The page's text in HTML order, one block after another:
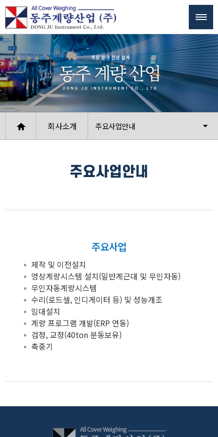
회사소개 주요사업안내
주요사업안내
주요사업
제작 및 이전설치
영상계량시스템 설치(일반계근대 및 무인자동)
무인자동계량시스템
수리(로드셀, 인디게이터 등) 및 성능개조
임대설치
계량 프로그램 개발(ERP 연동)
검정, 교정(40ton 분동보유)
축중기